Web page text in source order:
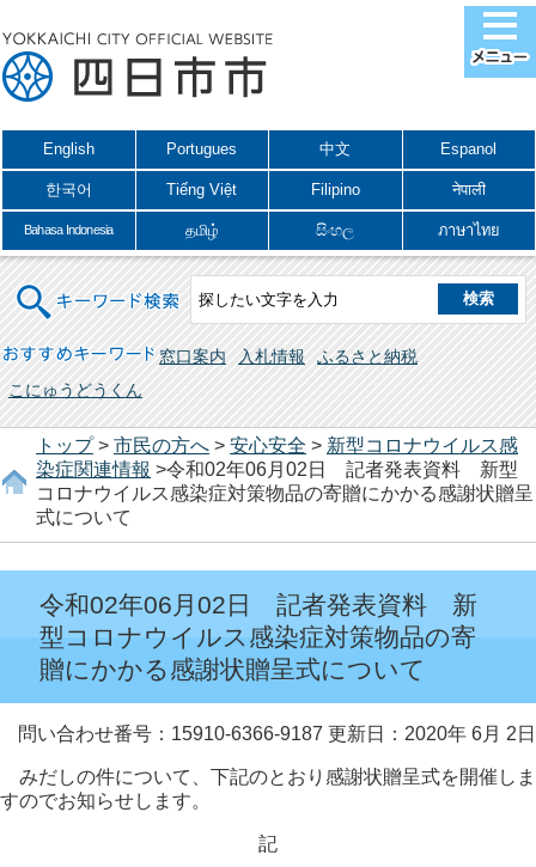
English Portugues 中文 Espanol
한국어 Tiếng Việt Filipino नेपाली
Bahasa Indonesia தமிழ் සිංහල ภาษาไทย
キーワード検索
おすすめキーワード 窓口案内 入札情報
ふるさと納税
こにゅうどうくん
トップ> 市民の方へ > 安心安全 > 新型コロナウイルス感
染症関連情報 >令和02年06月02日 記者発表資料 新型
コロナウイルス感染症対策物品の寄贈にかかる感謝状贈呈
式について
令和02年06月02日 記者発表資料 新
型コロナウイルス感染症対策物品の寄
贈にかかる感謝状贈呈式について
問い合わせ番号：15910-6366-9187 更新日：2020年 6月 2日
みだしの件について、下記のとおり感謝状贈呈式を開催しま
すのでお知らせします。
記